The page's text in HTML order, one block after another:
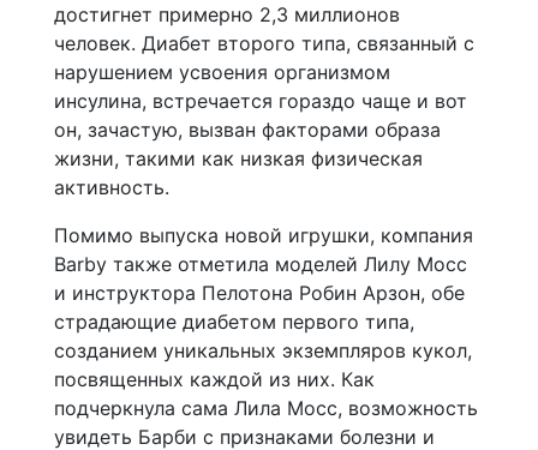
достигнет примерно 2,3 миллионов
человек. Диабет второго типа, связанный с
нарушением усвоения организмом
инсулина, встречается гораздо чаще и вот
он, зачастую, вызван факторами образа
жизни, такими как низкая физическая
активность.
Помимо выпуска новой игрушки, компания
Barby также отметила моделей Лилу Мосс
и инструктора Пелотона Робин Арзон, обе
страдающие диабетом первого типа,
созданием уникальных экземпляров кукол,
посвященных каждой из них. Как
подчеркнула сама Лила Мосс, возможность
увидеть Барби с признаками болезни и